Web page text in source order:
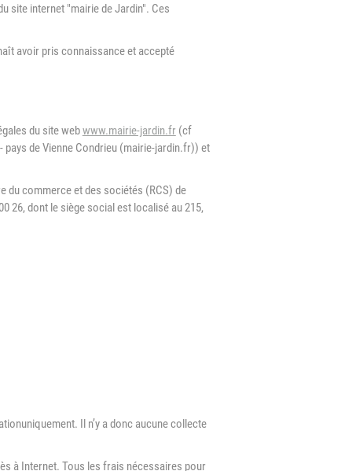
d'Urbanisme
Voirie
site internet "mairie de Jardin". Ces
avoir pris connaissance et accepté
du site webwww.mairie-jardin.fr (cf
de Vienne Condrieu (mairie-jardin.fr)) et
du commerce et des sociétés (RCS) de
26, dont le siège social est localisé au 215,
Il n’y a donc aucune collecte
à Internet. Tous les frais nécessaires pour